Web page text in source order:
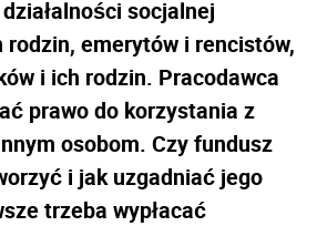
socjalnej
rodzin, emerytów i rencistów,
i ich rodzin. Pracodawca
prawo do korzystania z
osobom. Czy fundusz
i jak uzgadniać jego
trzeba wypłacać